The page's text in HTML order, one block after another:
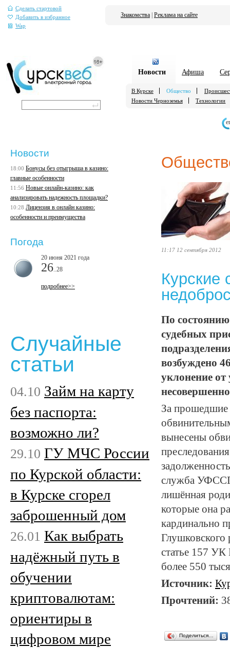
Сделать стартовой
Добавить в избранное
Wap
Знакомства Реклама на сайте
Новости Афиша
В Курске Общество
Новости Черноземья
Технологии
11:17 12 сентября 2012
Курские
По состоянию
судебных
возбуждено
уклонение
За прошедшие
вынесены
служба УФССП
лишённая
которые она
кардинально
статье 157 УК
более 550
Источник:
Прочтений:
Поделиться…
Новости
18:00 Бонусы без отыгрыша в казино:
главные особенности
11:56 Новые онлайн-казино: как
анализировать надежность площадки?
10:28 Лицензия в онлайн казино:
особенности и преимущества
Погода
20 июня 2021 года
26 ..28
подробнее>>
Случайные
статьи
04.10 Займ на карту
без паспорта:
возможно ли?
29.10 ГУ МЧС России
по Курской области:
в Курске сгорел
заброшенный дом
26.01 Как выбрать
надёжный путь в
обучении
криптовалютам:
ориентиры в
цифровом мире